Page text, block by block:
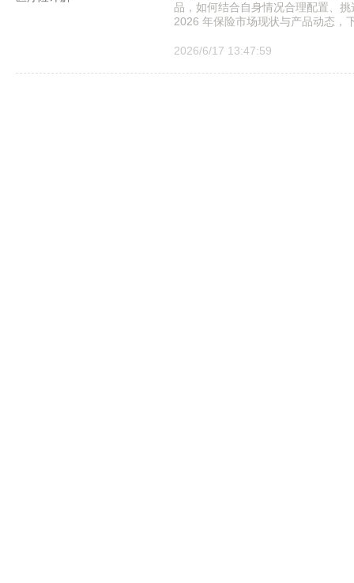
品，如何结合自身情况合理配置、
2026 年保险市场现状与产品动态，
2026/6/17 13:47:59